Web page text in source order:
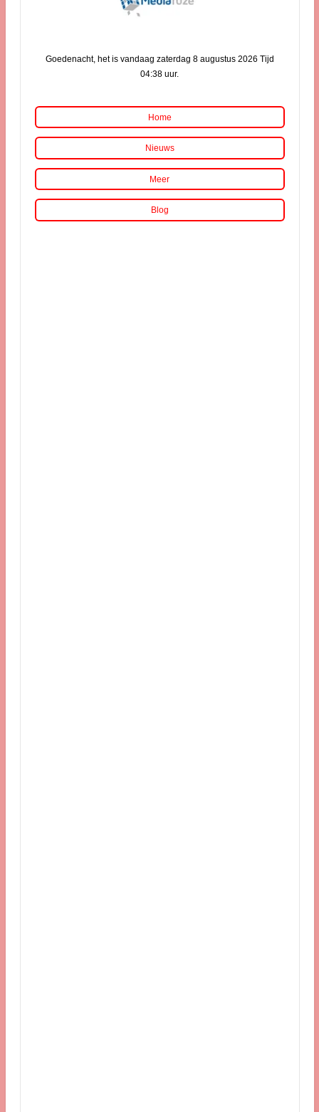
Goedenacht, het is vandaag zaterdag 8 augustus 2026 Tijd
04:38 uur.
Home
Nieuws
Meer
Blog